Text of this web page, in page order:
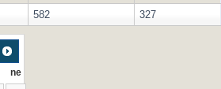
582 327
ne